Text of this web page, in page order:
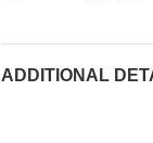
ADDITIONAL